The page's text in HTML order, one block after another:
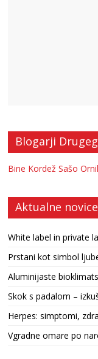
Blogarji
Bine Kordež Sašo
Aktualne novice
White label in private
Prstani kot simbol
Aluminijaste
Skok s padalom –
Herpes: simptomi,
Vgradne omare po